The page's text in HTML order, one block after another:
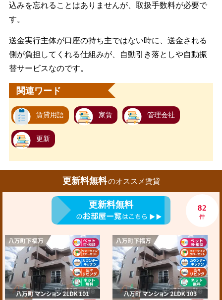
込みを忘れることはありませんが、取扱手数料が必要で
す。
送金実行主体が口座の持ち主ではない時に、送金される
側が負担してくれる仕組みが、自動引き落としや自動振
替サービスなのです。
関連ワード
賃貸用語 家賃 管理会社
更新
更新料無料のオススメ賃貸
更新料無料 82
件